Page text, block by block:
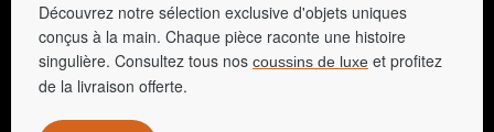
Découvrez notre sélection exclusive d'objets uniques
conçus à la main. Chaque pièce raconte une histoire
singulière. Consultez tous nos coussins de luxe et profitez
de la livraison offerte.